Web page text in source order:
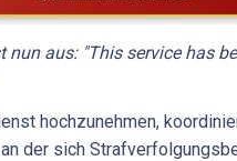
nun aus: "This service has
hochzunehmen,
der sich